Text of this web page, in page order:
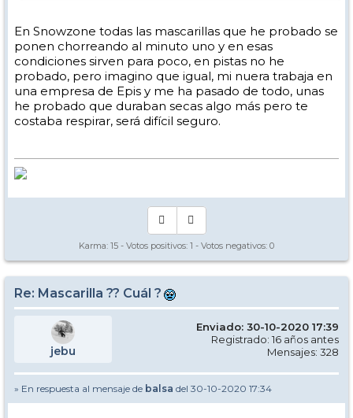
En Snowzone todas las mascarillas que he probado se
ponen chorreando al minuto uno y en esas
condiciones sirven para poco, en pistas no he
probado, pero imagino que igual, mi nuera trabaja en
una empresa de Epis y me ha pasado de todo, unas
he probado que duraban secas algo más pero te
costaba respirar, será difícil seguro.
Karma: 15 - Votos positivos: 1 - Votos negativos: 0
Re: Mascarilla ?? Cuál ?
jebu
Enviado: 30-10-2020 17:39
Registrado: 16 años antes
Mensajes: 328
» En respuesta al mensaje de balsa del 30-10-2020 17:34